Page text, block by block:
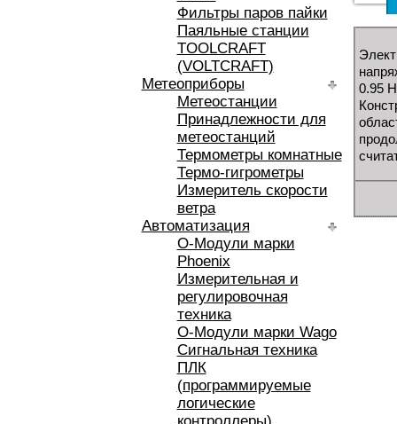
Фильтры паров пайки
Паяльные станции
TOOLCRAFT
(VOLTCRAFT)
Метеоприборы
Метеостанции
Принадлежности для
метеостанций
Термометры комнатные
Термо-гигрометры
Измеритель скорости
ветра
Автоматизация
O-Модули марки
Phoenix
Измерительная и
регулировочная
техника
O-Модули марки Wago
Сигнальная техника
ПЛК
(программируемые
логические
0.95